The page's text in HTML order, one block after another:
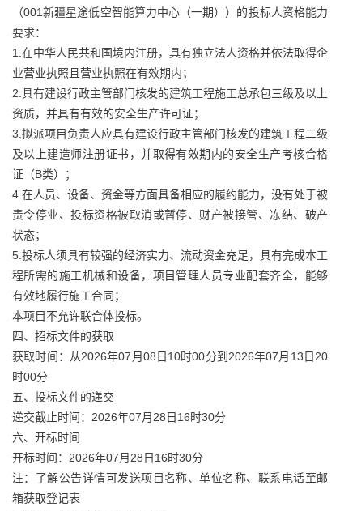
（001新疆星途低空智能算力中心（一期））的投标人资格能力
要求：
1.在中华人民共和国境内注册，具有独立法人资格并依法取得企
业营业执照且营业执照在有效期内；
2.具有建设行政主管部门核发的建筑工程施工总承包三级及以上
资质，并具有有效的安全生产许可证；
3.拟派项目负责人应具有建设行政主管部门核发的建筑工程二级
及以上建造师注册证书，并取得有效期内的安全生产考核合格
证（B类）；
4.在人员、设备、资金等方面具备相应的履约能力，没有处于被
责令停业、投标资格被取消或暂停、财产被接管、冻结、破产
状态；
5.投标人须具有较强的经济实力、流动资金充足，具有完成本工
程所需的施工机械和设备，项目管理人员专业配套齐全，能够
有效地履行施工合同；
本项目不允许联合体投标。
四、招标文件的获取
获取时间：从2026年07月08日10时00分到2026年07月13日20
时00分
五、投标文件的递交
递交截止时间：2026年07月28日16时30分
六、开标时间
开标时间：2026年07月28日16时30分
注：了解公告详情可发送项目名称、单位名称、联系电话至邮
箱获取登记表